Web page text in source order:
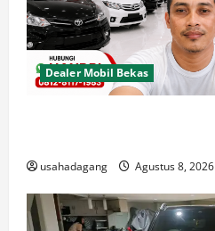
Dealer Mobil Bekas
usahadagang Agustus 8, 2026